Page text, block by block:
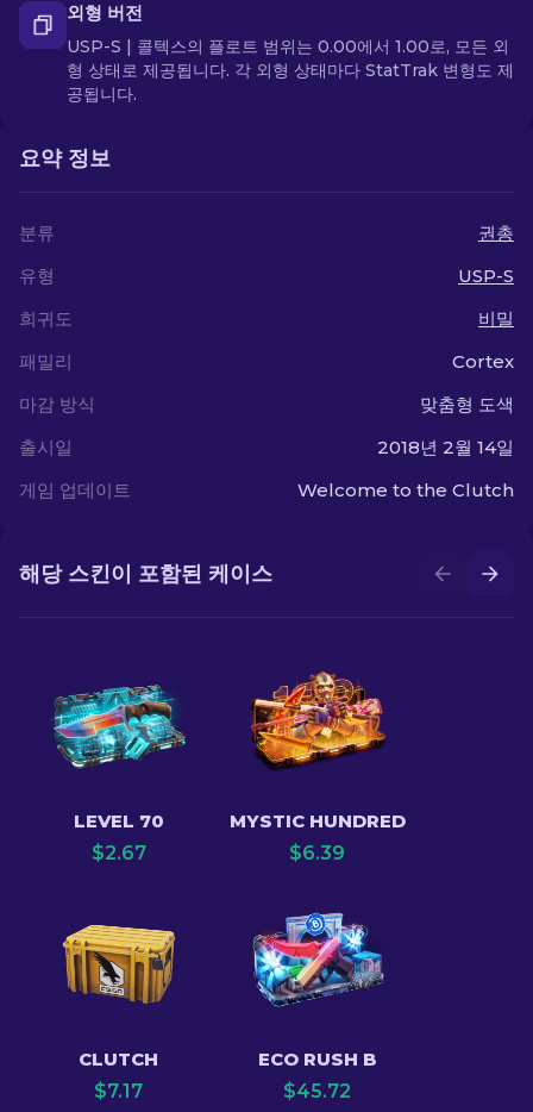
외형 버전
USP-S | 콜텍스의 플로트 범위는 0.00에서 1.00로, 모든 외
형 상태로 제공됩니다. 각 외형 상태마다 StatTrak 변형도 제
공됩니다.
요약 정보
분류
권총
유형
USP-S
희귀도
비밀
패밀리
Cortex
마감 방식
맞춤형 도색
출시일
2018년 2월 14일
게임 업데이트
Welcome to the Clutch
해당 스킨이 포함된 케이스
LEVEL 70
$2.67
MYSTIC HUNDRED
$6.39
CLUTCH
$7.17
ECO RUSH B
$45.72